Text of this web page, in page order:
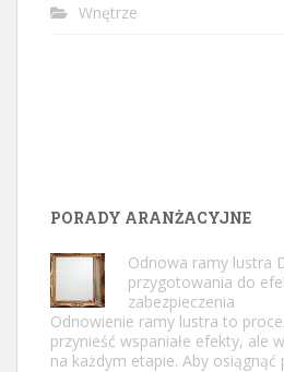
Wnętrze
PORADY ARANŻACYJNE
Odnowa ramy lustra
przygotowania do
zabezpieczenia
Odnowienie ramy lustra to
przynieść wspaniałe efekty, ale
na każdym etapie. Aby